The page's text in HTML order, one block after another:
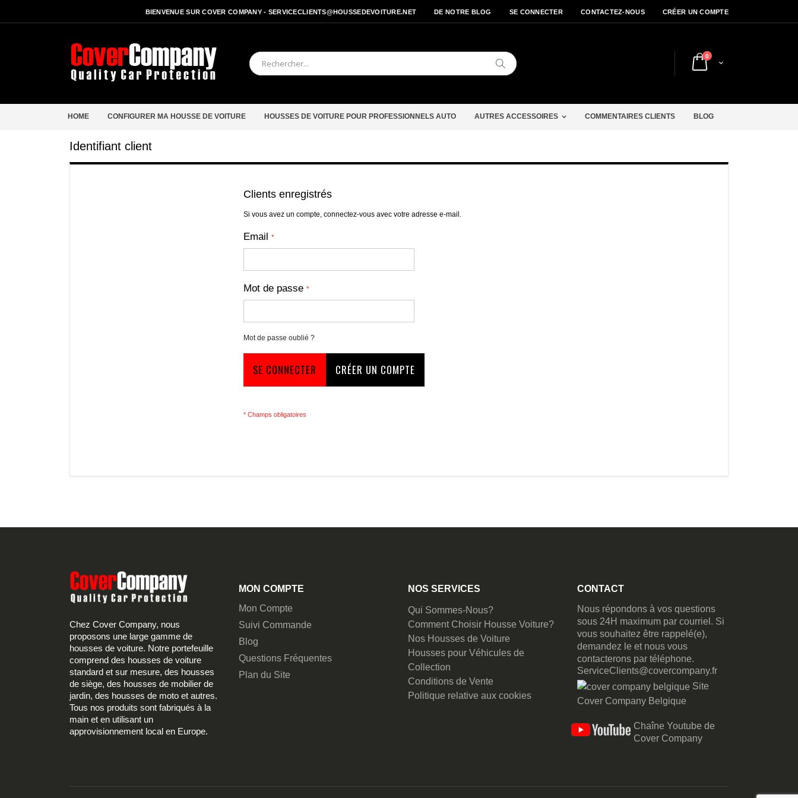
BIENVENUE SUR COVER COMPANY - SERVICECLIENTS@HOUSSEDEVOITURE.NET DE NOTRE BLOG SE CONNECTER CONTACTEZ-NOUS CRÉER UN COMPTE
Cart
0articles
Chercher
HOME CONFIGURER MA HOUSSE DE VOITURE HOUSSES DE VOITURE POUR PROFESSIONNELS AUTO AUTRES ACCESSOIRES COMMENTAIRES CLIENTS BLOG
Identifiant client
Clients enregistrés
Si vous avez un compte, connectez-vous avec votre adresse e-mail.
Email
Mot de passe
Mot de passe oublié ?
SE CONNECTER CRÉER UN COMPTE
Chez Cover Company, nous
proposons une large gamme de
housses de voiture. Notre portefeuille
comprend des housses de voiture
standard et sur mesure, des housses
de siège, des housses de mobilier de
jardin, des housses de moto et autres.
Tous nos produits sont fabriqués à la
main et en utilisant un
approvisionnement local en Europe.
MON COMPTE
Mon Compte
Suivi Commande
Blog
Questions Fréquentes
Plan du Site
NOS SERVICES
Qui Sommes-Nous?
Comment Choisir Housse Voiture?
Nos Housses de Voiture
Housses pour Véhicules de
Collection
Conditions de Vente
Politique relative aux cookies
CONTACT
Nous répondons à vos questions
sous 24H maximum par courriel. Si
vous souhaitez être rappelé(e),
demandez le et nous vous
contacterons par téléphone.
ServiceClients@covercompany.fr
Site
Cover Company Belgique
Chaîne Youtube de
Cover Company